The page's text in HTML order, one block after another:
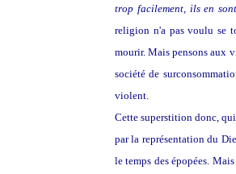
trop facilement, ils en
religion n'a pas voulu se
mourir. Mais pensons aux
société de
violent.
Cette superstition donc,
par la représentation du
le temps des épopées.